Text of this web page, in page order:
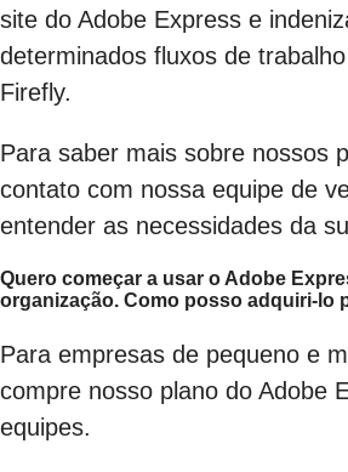
site do Adobe Express e
determinados fluxos de
Firefly.
Para saber mais sobre nossos
contato com nossa equipe de
entender as necessidades da
Quero começar a usar o Adobe
organização. Como posso adquiri-lo
Para empresas de pequeno e
compre nosso plano do Adobe
equipes.